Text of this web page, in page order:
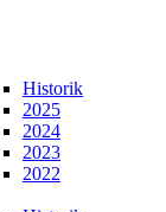
Historik
2025
2024
2023
2022